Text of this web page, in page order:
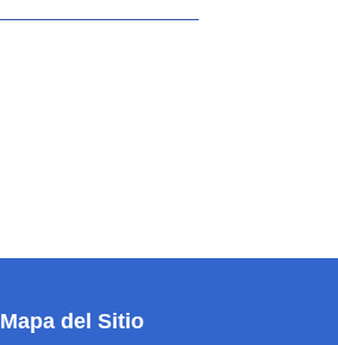
Mapa del Sitio